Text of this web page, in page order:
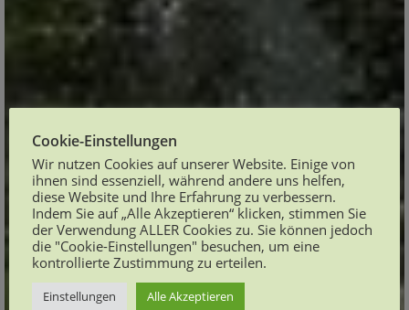
Cookie-Einstellungen
Wir nutzen Cookies auf unserer Website. Einige von
ihnen sind essenziell, während andere uns helfen,
diese Website und Ihre Erfahrung zu verbessern.
Indem Sie auf „Alle Akzeptieren“ klicken, stimmen Sie
der Verwendung ALLER Cookies zu. Sie können jedoch
die "Cookie-Einstellungen" besuchen, um eine
kontrollierte Zustimmung zu erteilen.
Einstellungen Alle Akzeptieren